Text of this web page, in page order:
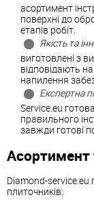
асортимент
поверхні до
етапів робіт.
Якість та
виготовлені з
відповідають
напилення
Експертна
Service.eu
правильного
завжди готові
Асортимент
Diamond-service.eu
плиточників: